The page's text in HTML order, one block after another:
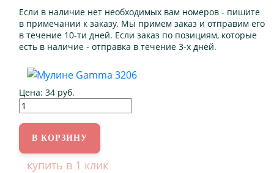
Если в наличие нет необходимых вам номеров - пишите
в примечании к заказу. Мы примем заказ и отправим его
в течение 10-ти дней. Если заказ по позициям, которые
есть в наличие - отправка в течение 3-х дней.
Цена: 34 руб.
купить в 1 клик